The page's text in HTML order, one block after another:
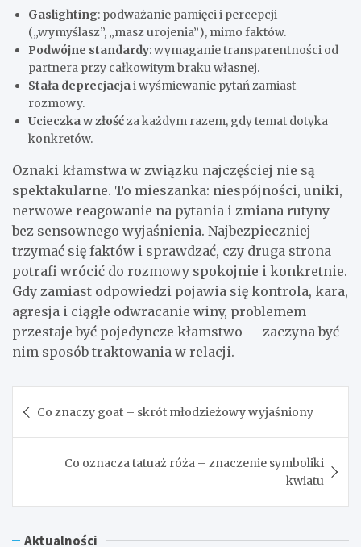
Gaslighting: podważanie pamięci i percepcji
(„wymyślasz”, „masz urojenia”), mimo faktów.
Podwójne standardy: wymaganie transparentności od
partnera przy całkowitym braku własnej.
Stała deprecjacjai wyśmiewanie pytań zamiast
rozmowy.
Ucieczka w złośćza każdym razem, gdy temat dotyka
konkretów.
Oznaki kłamstwa w związku najczęściej nie są
spektakularne. To mieszanka: niespójności, uniki,
nerwowe reagowanie na pytania i zmiana rutyny
bez sensownego wyjaśnienia. Najbezpieczniej
trzymać się faktów i sprawdzać, czy druga strona
potrafi wrócić do rozmowy spokojnie i konkretnie.
Gdy zamiast odpowiedzi pojawia się kontrola, kara,
agresja i ciągłe odwracanie winy, problemem
przestaje być pojedyncze kłamstwo — zaczyna być
nim sposób traktowania w relacji.
wpisu
Co znaczy goat – skrót młodzieżowy wyjaśniony
Co oznacza tatuaż róża – znaczenie symboliki
kwiatu
Aktualności